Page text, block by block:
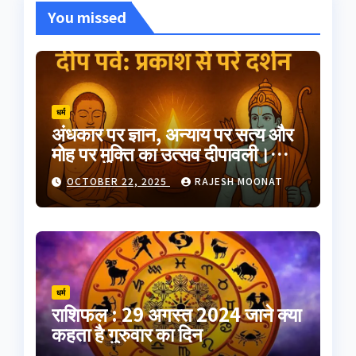
You missed
धर्म
अंधकार पर ज्ञान, अन्याय पर सत्य और
मोह पर मुक्ति का उत्सव दीपावली।
भारतीय परंपरा का यह त्योहार
आत्मप्रकाश का प्रतीक है
OCTOBER 22, 2025 RAJESH MOONAT
धर्म
राशिफल : 29 अगस्त 2024 जाने क्या
कहता है गुरुवार का दिन